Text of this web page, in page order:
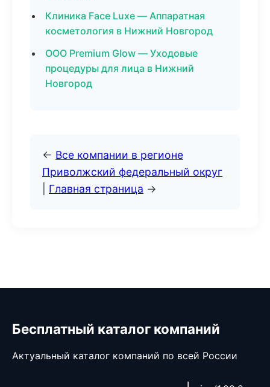
Клиника Face Luxe — Аппаратная
косметология в Нижний Новгород
ООО Premium Glow — Уходовые
процедуры для лица в Нижний
Новгород
← Все компании в регионе
Приволжский федеральный округ
Главная страница →
Бесплатный каталог компаний
Актуальный каталог компаний по всей России